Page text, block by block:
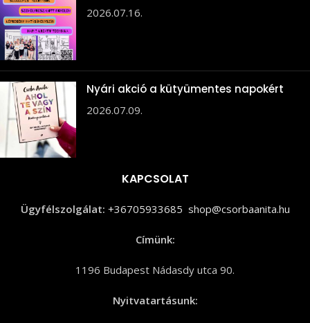
2026.07.16.
Nyári akció a kütyümentes napokért
2026.07.09.
KAPCSOLAT
Ügyfélszolgálat: +36705933685 shop@csorbaanita.hu
Címünk:
1196 Budapest Nádasdy utca 90.
Nyitvatartásunk: